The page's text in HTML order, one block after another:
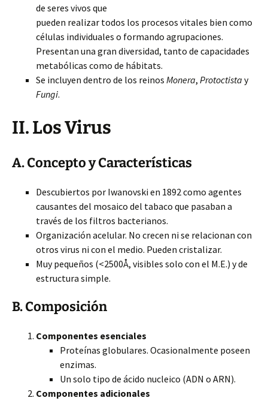
de seres vivos que
pueden realizar todos los procesos vitales bien como
células individuales o formando agrupaciones.
Presentan una gran diversidad, tanto de capacidades
metabólicas como de hábitats.
Se incluyen dentro de los reinos Monera, Protoctista y
Fungi.
II. Los Virus
A. Concepto y Características
Descubiertos por Iwanovski en 1892 como agentes
causantes del mosaico del tabaco que pasaban a
través de los filtros bacterianos.
Organización acelular. No crecen ni se relacionan con
otros virus ni con el medio. Pueden cristalizar.
Muy pequeños (<2500Å, visibles solo con el M.E.) y de
estructura simple.
B. Composición
Componentes esenciales
Proteínas globulares. Ocasionalmente poseen
enzimas.
Un solo tipo de ácido nucleico (ADN o ARN).
Componentes adicionales